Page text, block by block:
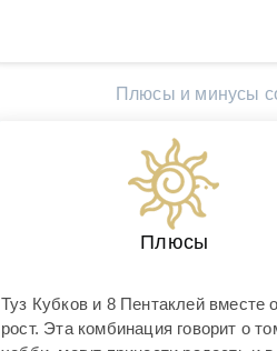
Плюсы и минусы
Плюсы
Туз Кубков и 8 Пентаклей вместе
рост. Эта комбинация говорит о